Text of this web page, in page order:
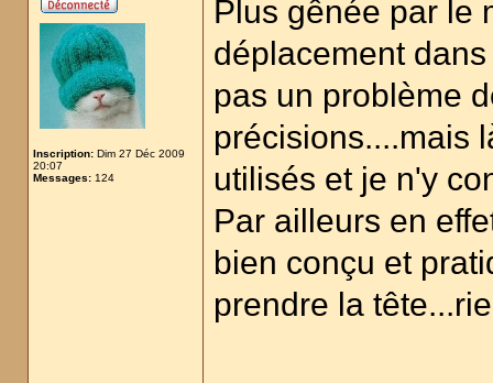
Inscription: Dim 27 Déc 2009
20:07
Messages: 124
Plus gênée par le
déplacement
pas un problème
précisions....mais
utilisés et je n'y
Par ailleurs en
bien conçu et
prendre la